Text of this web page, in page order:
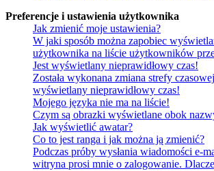
Preferencje i ustawienia użytkownika
Jak zmienić moje ustawienia?
W jaki sposób można zapobiec
użytkownika na liście użytkowników
Jest wyświetlany nieprawidłowy czas!
Została wykonana zmiana strefy
wyświetlany nieprawidłowy czas!
Mojego języka nie ma na liście!
Czym są obrazki wyświetlane obok
Jak wyświetlić awatar?
Co to jest ranga i jak można ją zmienić?
Podczas próby wysłania wiadomości e-
witryna prosi mnie o zalogowanie.